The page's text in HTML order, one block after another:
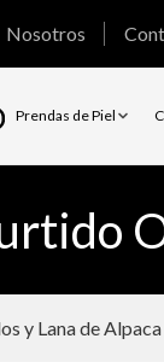
Nosotros
Prendas de Piel
y Lana de